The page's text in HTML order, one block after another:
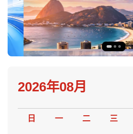
2026年08月
日 一 二 三